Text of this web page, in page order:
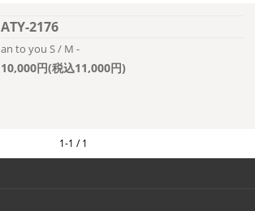
ATY-2176
an to you S / M -
10,000円(税込11,000円)
1-1 / 1